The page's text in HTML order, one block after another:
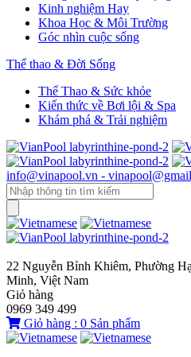
Kinh nghiệm Hay
Khoa Học & Môi Trường
Góc nhìn cuộc sống
Thể thao & Đời Sống
Thể Thao & Sức khỏe
Kiến thức về Bơi lội & Spa
Khám phá & Trải nghiệm
info@vinapool.vn -
22 Nguyễn Bỉnh Khiêm, Phường
Minh, Việt Nam
Giỏ hàng
0969 349 499
Giỏ hàng : 0 Sản phẩm